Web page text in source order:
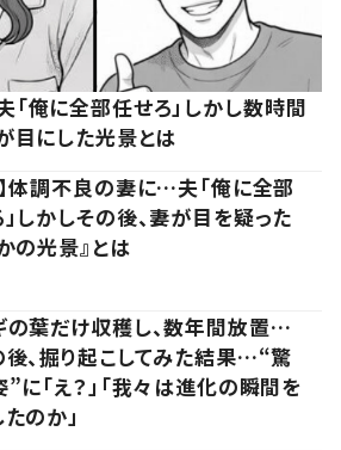
俺に全部任せろ」しかし数時間
目にした光景とは
】体調不良の妻に…夫「俺に全部
しかしその後、妻が目を疑った
の光景』とは
の葉だけ収穫し、数年間放置…
、掘り起こしてみた結果…“驚
に「え？」「我々は進化の瞬間を
のか」